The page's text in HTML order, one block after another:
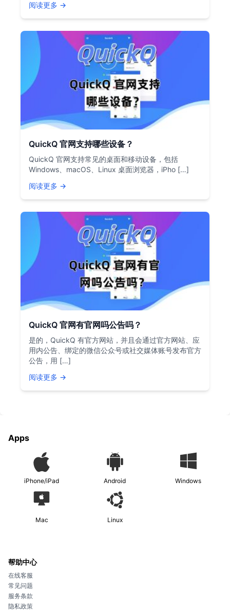
阅读更多 →
QuickQ 官网支持哪些设备？
QuickQ 官网支持常见的桌面和移动设备，包括
Windows、macOS、Linux 桌面浏览器，iPho […]
阅读更多 →
QuickQ 官网有官网吗公告吗？
是的，QuickQ 有官方网站，并且会通过官方网站、应
用内公告、绑定的微信公众号或社交媒体账号发布官方
公告，用 […]
阅读更多 →
Apps
iPhone/iPad Android Windows
Mac Linux
帮助中心
在线客服
常见问题
服务条款
隐私政策